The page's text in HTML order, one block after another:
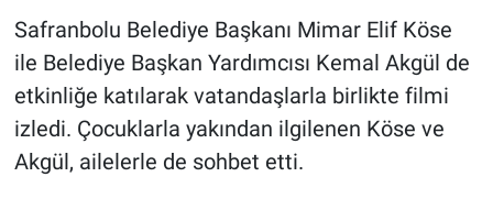
Safranbolu Belediye Başkanı Mimar Elif Köse
ile Belediye Başkan Yardımcısı Kemal Akgül de
etkinliğe katılarak vatandaşlarla birlikte filmi
izledi. Çocuklarla yakından ilgilenen Köse ve
Akgül, ailelerle de sohbet etti.